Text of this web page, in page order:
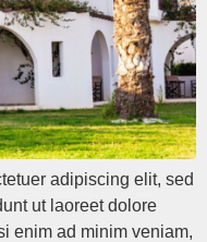
adipiscing elit, sed
ut laoreet dolore
enim ad minim veniam,